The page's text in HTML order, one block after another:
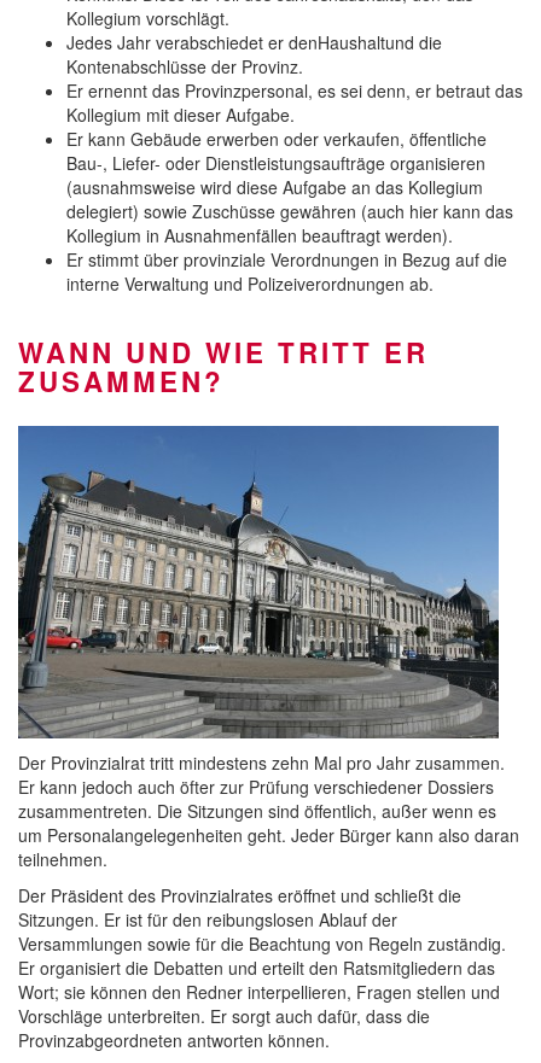
Kollegium vorschlägt.
Jedes Jahr verabschiedet er denHaushaltund die
Kontenabschlüsse der Provinz.
Er ernennt das Provinzpersonal, es sei denn, er betraut das
Kollegium mit dieser Aufgabe.
Er kann Gebäude erwerben oder verkaufen, öffentliche
Bau-, Liefer- oder Dienstleistungsaufträge organisieren
(ausnahmsweise wird diese Aufgabe an das Kollegium
delegiert) sowie Zuschüsse gewähren (auch hier kann das
Kollegium in Ausnahmenfällen beauftragt werden).
Er stimmt über provinziale Verordnungen in Bezug auf die
interne Verwaltung und Polizeiverordnungen ab.
WANN UND WIE TRITT ER
ZUSAMMEN?
Der Provinzialrat tritt mindestens zehn Mal pro Jahr zusammen.
Er kann jedoch auch öfter zur Prüfung verschiedener Dossiers
zusammentreten. Die Sitzungen sind öffentlich, außer wenn es
um Personalangelegenheiten geht. Jeder Bürger kann also daran
teilnehmen.
Der Präsident des Provinzialrates eröffnet und schließt die
Sitzungen. Er ist für den reibungslosen Ablauf der
Versammlungen sowie für die Beachtung von Regeln zuständig.
Er organisiert die Debatten und erteilt den Ratsmitgliedern das
Wort; sie können den Redner interpellieren, Fragen stellen und
Vorschläge unterbreiten. Er sorgt auch dafür, dass die
Provinzabgeordneten antworten können.